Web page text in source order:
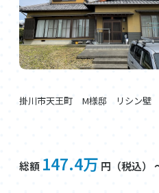
掛川市天王町 М様邸 リシン壁
総額 147.4万 円（税込）